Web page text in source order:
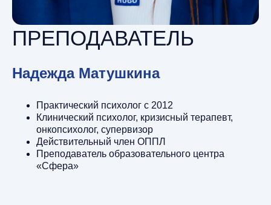
ПРЕПОДАВАТЕЛЬ
Надежда Матушкина
Практический психолог с 2012
Клинический психолог, кризисный терапевт,
онкопсихолог, супервизор
Действительный член ОППЛ
Преподаватель образовательного центра
«Сфера»